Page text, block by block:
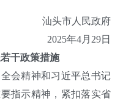
汕头市人民政府
2025年4月29日
干政策措施
会精神和习近平总书记
指示精神，紧扣落实省